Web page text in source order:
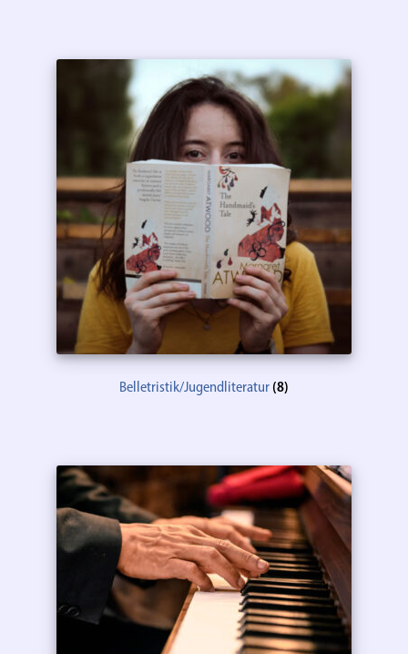
Belletristik/Jugendliteratur (8)